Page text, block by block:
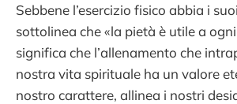
Sebbene l’esercizio fisico abbia i
sottolinea che «la pietà è utile a
significa che l’allenamento che
nostra vita spirituale ha un valore
nostro carattere, allinea i nostri